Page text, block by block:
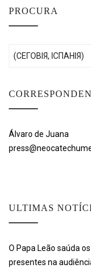
PROCURA
Search
Álvaro de Juana
ULTIMAS
O Papa Leão saúda
presentes na